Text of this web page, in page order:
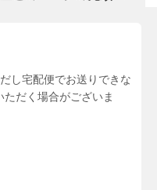
し宅配便でお送りできな
だく場合がございま